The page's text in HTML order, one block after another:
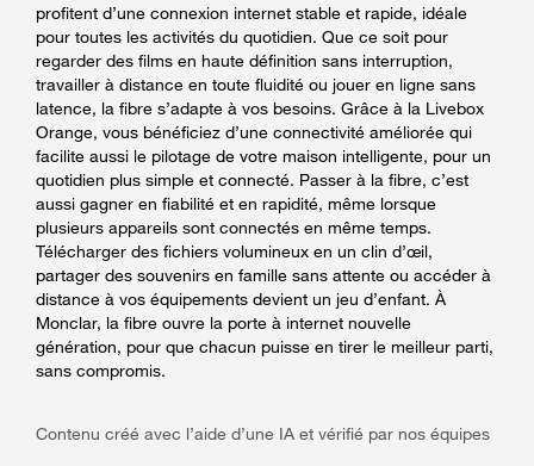
profitent d’une connexion internet stable et rapide, idéale
pour toutes les activités du quotidien. Que ce soit pour
regarder des films en haute définition sans interruption,
travailler à distance en toute fluidité ou jouer en ligne sans
latence, la fibre s’adapte à vos besoins. Grâce à la Livebox
Orange, vous bénéficiez d’une connectivité améliorée qui
facilite aussi le pilotage de votre maison intelligente, pour un
quotidien plus simple et connecté. Passer à la fibre, c’est
aussi gagner en fiabilité et en rapidité, même lorsque
plusieurs appareils sont connectés en même temps.
Télécharger des fichiers volumineux en un clin d’œil,
partager des souvenirs en famille sans attente ou accéder à
distance à vos équipements devient un jeu d’enfant. À
Monclar, la fibre ouvre la porte à internet nouvelle
génération, pour que chacun puisse en tirer le meilleur parti,
sans compromis.
Contenu créé avec l’aide d’une IA et vérifié par nos équipes